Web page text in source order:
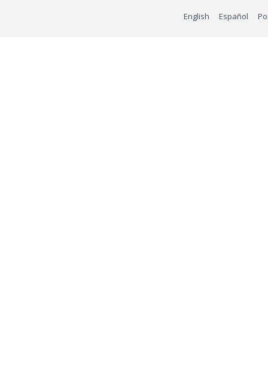
English Español